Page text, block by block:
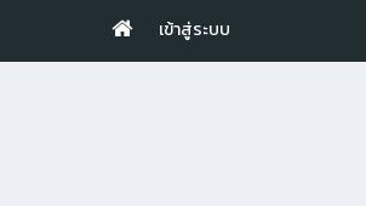
เข้าสู่ระบบ